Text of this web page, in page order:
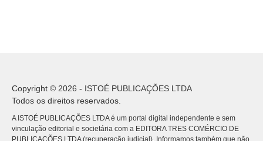
Copyright © 2026 - ISTOÉ PUBLICAÇÕES LTDA
Todos os direitos reservados.
A ISTOÉ PUBLICAÇÕES LTDA é um portal digital independente e sem
vinculação editorial e societária com a EDITORA TRES COMÉRCIO DE
PUBLICACÕES LTDA (recuperação judicial). Informamos também que não